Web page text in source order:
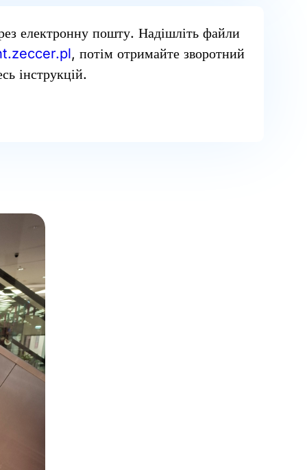
електронну пошту. Надішліть файли
, потім отримайте зворотний
інструкцій.